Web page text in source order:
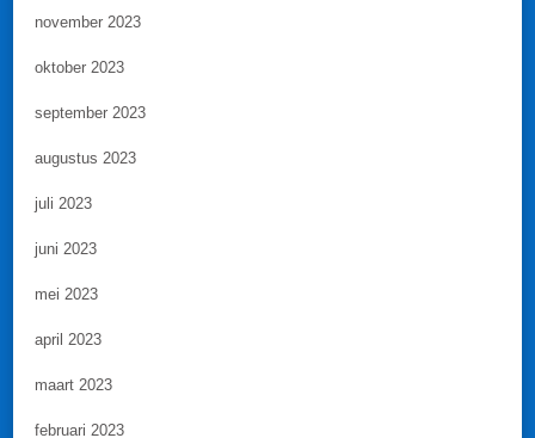
november 2023
oktober 2023
september 2023
augustus 2023
juli 2023
juni 2023
mei 2023
april 2023
maart 2023
februari 2023